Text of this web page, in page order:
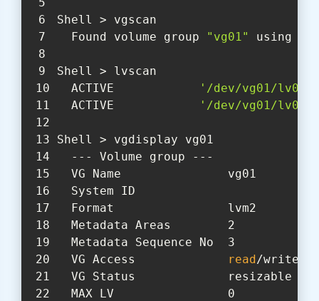
Shell > vgscan
  Found volume group
"vg01" using
Shell > lvscan
  ACTIVE
'/dev/vg01/lv01'
  ACTIVE
'/dev/vg01/lv02'
Shell > vgdisplay vg01
  --- Volume group ---
  VG Name               vg01
  System ID
  Format                lvm2
  Metadata Areas        2
  Metadata Sequence No  3
  VG Access
read/write
  VG Status             resizable
  MAX LV                0